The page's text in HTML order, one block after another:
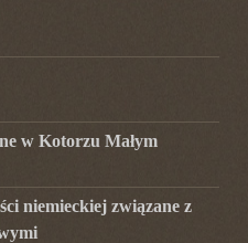
w Kotorzu Małym
niemieckiej związane z